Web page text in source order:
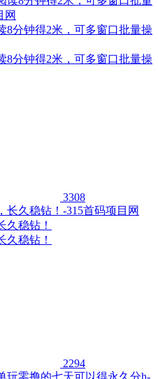
8分钟得2米，可多窗口批量操
8分钟得2米，可多窗口批量操
3308
久稳钻！
久稳钻！
2294